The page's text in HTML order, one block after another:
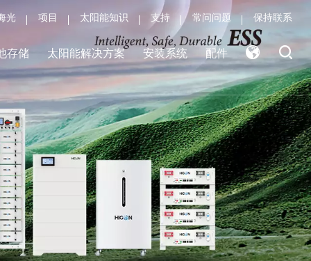
光 项目 太阳能知识 支持 常问问题 保持联系
存储 太阳能解决方案 安装系统 配件